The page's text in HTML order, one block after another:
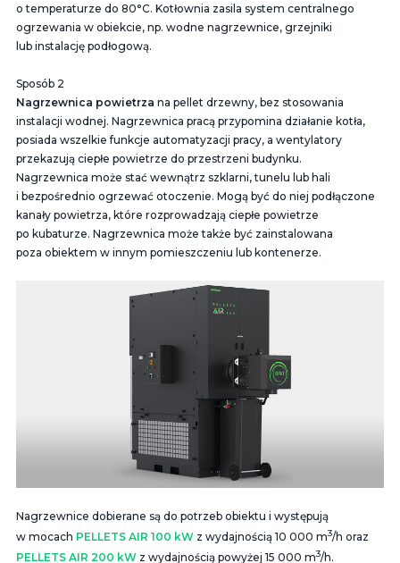
o temperaturze do 80°C. Kotłownia zasila system centralnego
ogrzewania w obiekcie, np. wodne nagrzewnice, grzejniki
lub instalację podłogową.
Sposób 2
Nagrzewnica powietrza na pellet drzewny, bez stosowania
instalacji wodnej. Nagrzewnica pracą przypomina działanie kotła,
posiada wszelkie funkcje automatyzacji pracy, a wentylatory
przekazują ciepłe powietrze do przestrzeni budynku.
Nagrzewnica może stać wewnątrz szklarni, tunelu lub hali
i bezpośrednio ogrzewać otoczenie. Mogą być do niej podłączone
kanały powietrza, które rozprowadzają ciepłe powietrze
po kubaturze. Nagrzewnica może także być zainstalowana
poza obiektem w innym pomieszczeniu lub kontenerze.
Nagrzewnice dobierane są do potrzeb obiektu i występują
w mocach PELLETS AIR 100 kW z wydajnością 10 000 m3/h oraz
PELLETS AIR 200 kW z wydajnością powyżej 15 000 m3/h.